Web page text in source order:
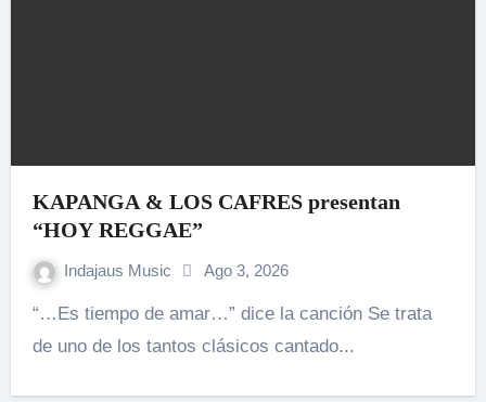
KAPANGA & LOS CAFRES presentan
“HOY REGGAE”
Indajaus Music Ago 3, 2026
“…Es tiempo de amar…” dice la canción Se trata
de uno de los tantos clásicos cantado...